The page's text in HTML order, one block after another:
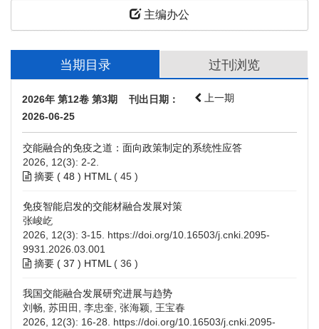
主编办公
当期目录 过刊浏览
2026年 第12卷 第3期 刊出日期：
2026-06-25
上一期
交能融合的免疫之道：面向政策制定的系统性应答
2026, 12(3): 2-2.
摘要 ( 48 ) HTML ( 45 )
免疫智能启发的交能材融合发展对策
张峻屹
2026, 12(3): 3-15. https://doi.org/10.16503/j.cnki.2095-
9931.2026.03.001
摘要 ( 37 ) HTML ( 36 )
我国交能融合发展研究进展与趋势
刘畅, 苏田田, 李忠奎, 张海颖, 王宝春
2026, 12(3): 16-28. https://doi.org/10.16503/j.cnki.2095-